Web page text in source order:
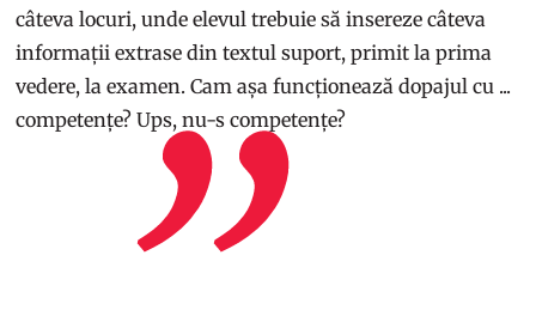
câteva locuri, unde elevul trebuie să insereze câteva
informații extrase din textul suport, primit la prima
vedere, la examen. Cam așa funcționează dopajul cu ...
competențe? Ups, nu-s competențe?